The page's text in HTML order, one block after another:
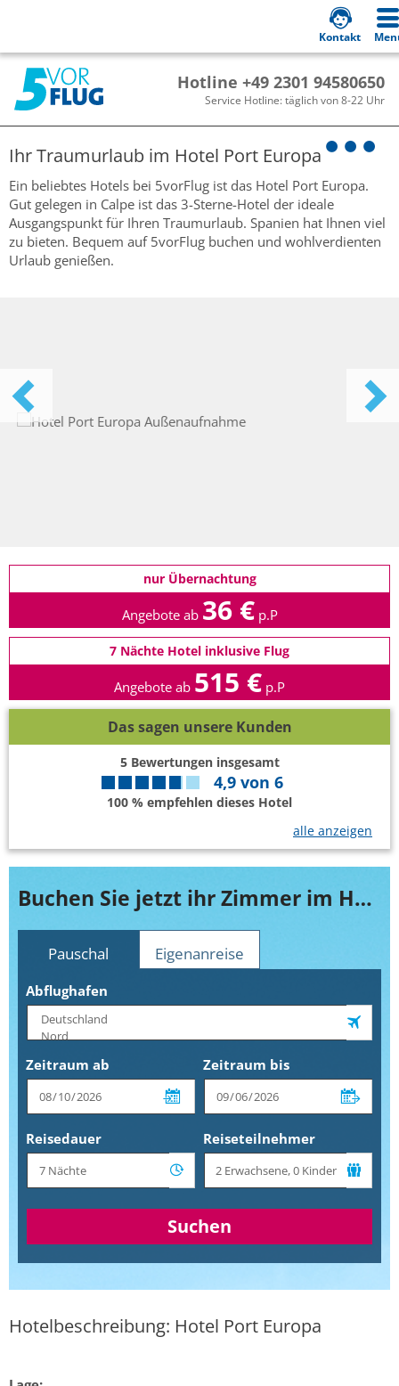
Hotline +49 2301 94580650
Service Hotline: täglich von 8-22 Uhr
Kontakt
Ihr Traumurlaub im Hotel Port Europa
Ein beliebtes Hotels bei 5vorFlug ist das Hotel Port Europa.
Gut gelegen in Calpe ist das 3-Sterne-Hotel der ideale
Ausgangspunkt für Ihren Traumurlaub. Spanien hat Ihnen viel
zu bieten. Bequem auf 5vorFlug buchen und wohlverdienten
Urlaub genießen.
nur Übernachtung
Angebote ab 36 € p.P
7 Nächte Hotel inklusive Flug
Angebote ab 515 € p.P
Das sagen unsere Kunden
5Bewertungen insgesamt
4,9 von 6
100 % empfehlen dieses Hotel
alle anzeigen
Buchen Sie jetzt ihr Zimmer im Hotel Port Europa
Pauschal Eigenanreise
Abflughafen
Zeitraum ab Zeitraum bis
Reisedauer Reiseteilnehmer
Suchen
Hotelbeschreibung: Hotel Port Europa